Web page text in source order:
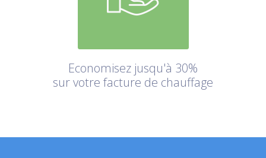
Economisez jusqu'à 30%
sur votre facture de chauffage